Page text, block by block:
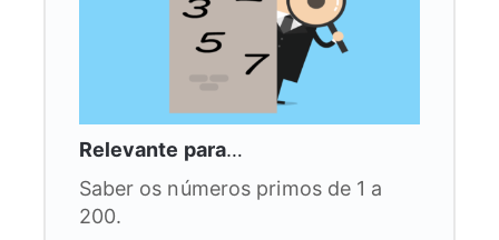
Relevante para…
Saber os números primos de 1 a
200.